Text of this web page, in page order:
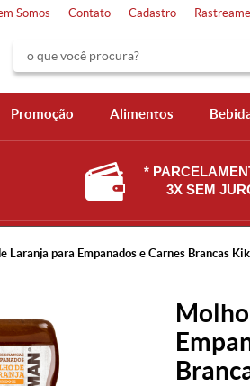
Somos Contato Cadastro
Promoção Alimentos
*
3X SEM
Laranja para Empanados e Carnes Brancas